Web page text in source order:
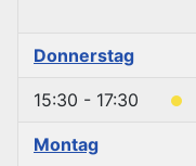
Donnerstag
15:30 - 17:30
Montag